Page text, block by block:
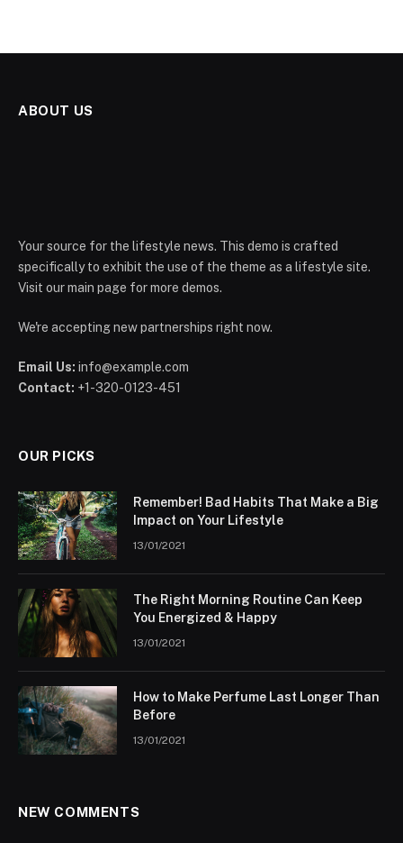
ABOUT US
Your source for the lifestyle news. This demo is crafted
specifically to exhibit the use of the theme as a lifestyle site.
Visit our main page for more demos.
We're accepting new partnerships right now.
Email Us: info@example.com
Contact: +1-320-0123-451
OUR PICKS
Remember! Bad Habits That Make a Big
Impact on Your Lifestyle
13/01/2021
The Right Morning Routine Can Keep
You Energized & Happy
13/01/2021
How to Make Perfume Last Longer Than
Before
13/01/2021
NEW COMMENTS